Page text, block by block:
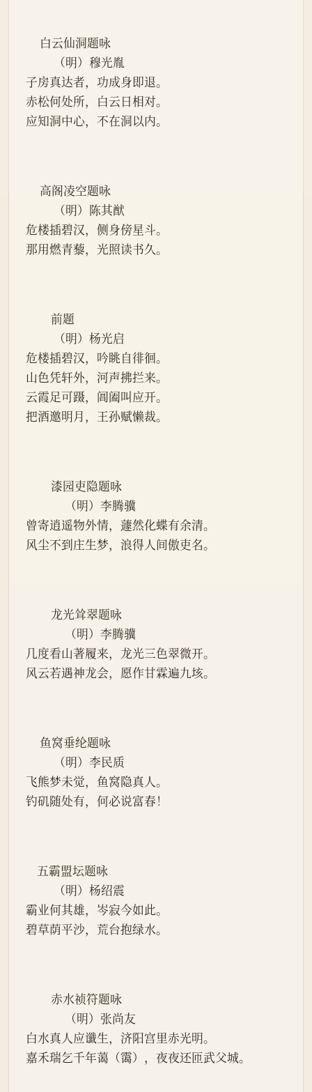
     白云仙洞题咏
          （明）穆光胤
子房真达者，功成身即退。
赤松何处所，白云日相对。
应知洞中心，不在洞以内。
     高阁凌空题咏
          （明）陈其猷
危楼插碧汉，侧身傍星斗。
那用燃青藜，光照读书久。
         前题
          （明）杨光启
危楼插碧汉，吟眺自徘徊。
山色凭轩外，河声拂拦来。
云霞足可蹑，阊阖叫应开。
把酒邀明月，王孙赋懒裁。
         漆园吏隐题咏
              （明）李腾骥
曾寄逍遥物外情，蘧然化蝶有余清。
风尘不到庄生梦，浪得人间傲吏名。
         龙光耸翠题咏
              （明）李腾骥
几度看山著履来，龙光三色翠微开。
风云若遇神龙会，愿作甘霖遍九垓。
     鱼窝垂纶题咏
          （明）李民质
飞熊梦未觉，鱼窝隐真人。
钓矶随处有，何必说富春！
    五霸盟坛题咏
          （明）杨绍震
霸业何其雄，岑寂今如此。
碧草荫平沙，荒台抱绿水。
         赤水祯符题咏
              （明）张尚友
白水真人应谶生，济阳宫里赤光明。
嘉禾瑞乞千年蔼（霭），夜夜还匝武父城。